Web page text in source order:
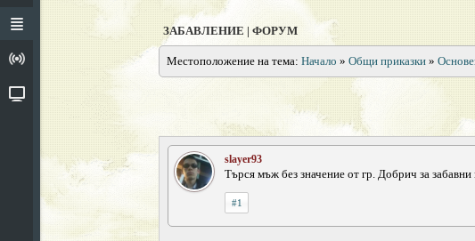
ИЗПОВЕДАЛНЯ
ЗАБАВЛЕНИЕ | ФОРУМ
Местоположение на тема: Начало » Общи приказки »
slayer93
Търся мъж без значение от гр. Добрич за
#1